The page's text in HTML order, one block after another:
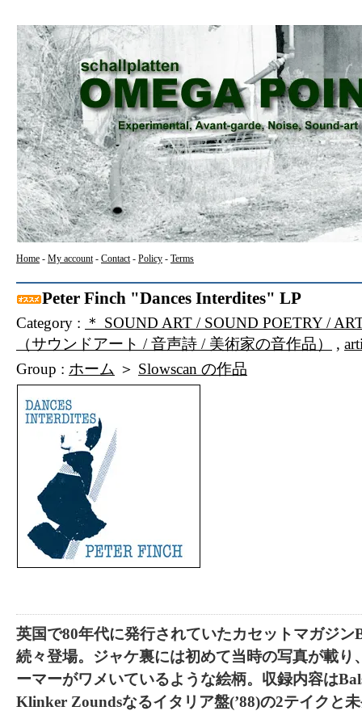
Home - My account- Contact- Policy - Terms
Peter Finch "Dances Interdites" LP
Category : ＊ SOUND ART / SOUND POETRY /
（サウンドアート / 音声詩 / 美術家の音作品）
,
Group : ホーム ＞ Slowscan の作品
英国で80年代に発行されていたカセットマガジン
続々登場。ジャケ裏には初めて当時の写真が載り
ーマーがワメいているような絵柄。収録内容は
Klinker Zoundsなるイタリア盤(’88)の2テイクと